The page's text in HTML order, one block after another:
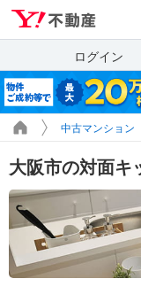
ログイン
中古マンション
大阪市の対面キ